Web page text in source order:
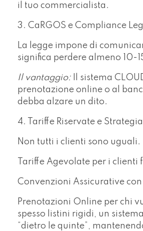
il tuo commercialista.
3. CaRGOS e Compliance
La legge impone di
significa perdere almeno 10-
Il vantaggio:
Il sistema
prenotazione online o al
debba alzare un dito.
4. Tariffe Riservate e
Non tutti i clienti sono uguali.
Tariffe Agevolate per i clienti
Convenzioni Assicurative
Prenotazioni Online per chi
spesso listini rigidi, un
“dietro le quinte”,